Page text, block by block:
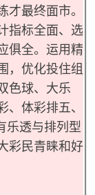
最终面市。
指标全面、选
俱全。运用精
，优化投住组
色球、大乐
体彩排五、
乐透与排列型
彩民青睐和好